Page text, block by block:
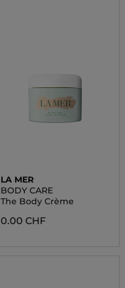
LA MER
BODY CARE
The Body Crème
0.00 CHF